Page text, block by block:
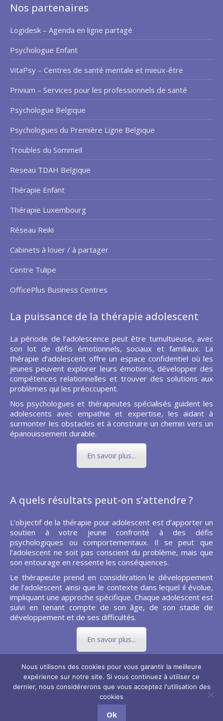
Nos partenaires
Logidesk – Agenda en ligne partagé
Psychologue Enfant
VitaPsy – Centres de santé mentale et mieux-être
Privium – Services pour les professionnels de santé
Psychologue Belgique
Psychologues du Première Ligne Belgique
Troubles du Sommeil
Reseau TDAH Belgique
Thérapie Enfant
Thérapie Luxembourg
Réseau Reiki
Cabinets à louer / à partager
Centre Tulipe
OfficePlus Business Centres
La puissance de la thérapie adolescent
La période de l’adolescence peut être tumultueuse, avec
son lot de défis émotionnels, sociaux et familiaux. La
thérapie d’adolescent offre un espace confidentiel où les
jeunes peuvent explorer leurs émotions, développer des
compétences relationnelles et trouver des solutions aux
problèmes qui les préoccupent.
Nos psychologues et thérapeutes spécialisés guident les
adolescents avec empathie et expertise, les aidant à
surmonter les obstacles et à construire un chemin vers un
épanouissement durable.
En savoir plus...
A quels résultats peut-on s’attendre ?
L’objectif de la thérapie pour adolescent est d’apporter un
soutien à votre jeune confronté à des défis
psychologiques ou comportementaux. Il se peut que
l’adolescent ne soit pas conscient du problème, mais que
son entourage en ressente les conséquences.
Le thérapeute prend en considération le développement
de l’adolescent ainsi que le contexte dans lequel il évolue,
impliquant une approche spécifique. Chaque adolescent est
suivi en tenant compte de son âge, de son stade de
développement et de ses difficultés.
En savoir plus...
Thérapie de l'adolescent.
Tous droits réservés.
Privium - Services pour psychologues et hypnothérapeutes.
RGPD - Politique de Protection de la Vie Privée
Nous utilisons des cookies pour vous garantir la meilleure
expérience sur notre site. Si vous continuez à utiliser ce
dernier, nous considérerons que vous acceptez l'utilisation des
cookies
Ok